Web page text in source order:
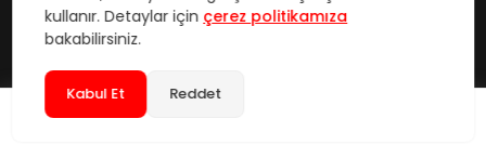
İletişim
Künye
kullanır. Detaylar için çerez politikamıza
bakabilirsiniz.
Kabul Et Reddet